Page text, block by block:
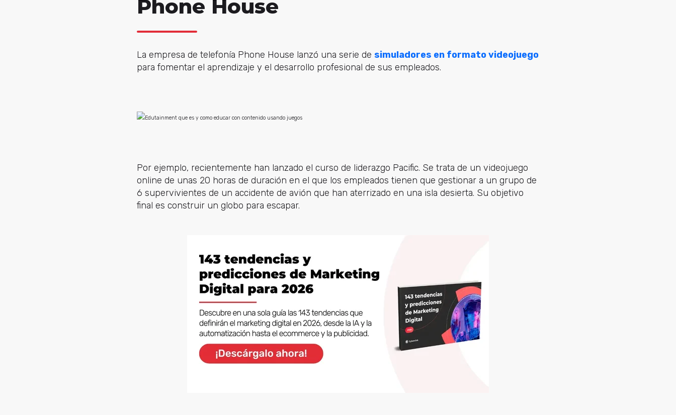
Phone House
La empresa de telefonía Phone House lanzó una serie de simuladores en formato videojuego
para fomentar el aprendizaje y el desarrollo profesional de sus empleados.
Por ejemplo, recientemente han lanzado el curso de liderazgo Pacific. Se trata de un videojuego
online de unas 20 horas de duración en el que los empleados tienen que gestionar a un grupo de
6 supervivientes de un accidente de avión que han aterrizado en una isla desierta. Su objetivo
final es construir un globo para escapar.